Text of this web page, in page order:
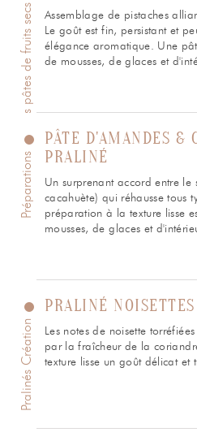
Pures pâtes de fruits secs
Assemblage de pistaches
Le goût est fin, persistant et
élégance aromatique. Une
de mousses, de glaces et
Préparations
PÂTE D'AMANDES &
PRALINÉ
Un surprenant accord entre
cacahuète) qui réhausse tous
préparation à la texture lisse
mousses, de glaces et
Pralinés Création
PRALINÉ
Les notes de noisette
par la fraîcheur de la
texture lisse un goût délicat et